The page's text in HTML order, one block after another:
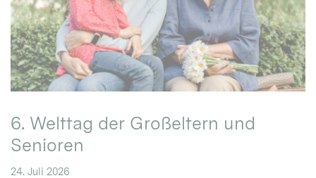
6. Welttag der Großeltern und
Senioren
24. Juli 2026